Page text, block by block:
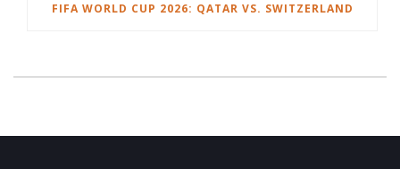
FIFA WORLD CUP 2026: QATAR VS. SWITZERLAND